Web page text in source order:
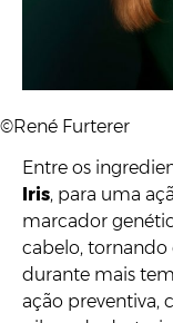
©René Furterer
Entre os
Iris, para uma
marcador
cabelo, tornando
durante mais
ação preventiva,